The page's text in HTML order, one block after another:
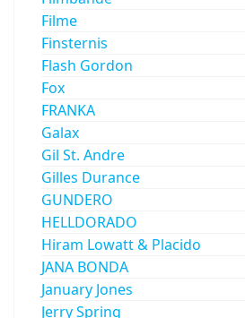
Filme
Finsternis
Flash Gordon
Fox
FRANKA
Galax
Gil St. Andre
Gilles Durance
GUNDERO
HELLDORADO
Hiram Lowatt & Placido
JANA BONDA
January Jones
Jerry Spring